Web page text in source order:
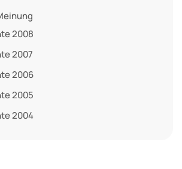
2008
2007
2006
2005
2004